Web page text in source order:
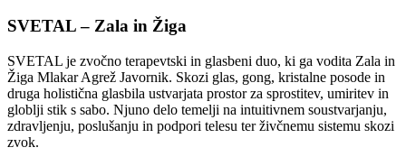
SVETAL – Zala in Žiga
SVETAL je zvočno terapevtski in glasbeni duo, ki ga vodita Zala in
Žiga Mlakar Agrež Javornik. Skozi glas, gong, kristalne posode in
druga holistična glasbila ustvarjata prostor za sprostitev, umiritev in
globlji stik s sabo. Njuno delo temelji na intuitivnem soustvarjanju,
zdravljenju, poslušanju in podpori telesu ter živčnemu sistemu skozi
zvok.